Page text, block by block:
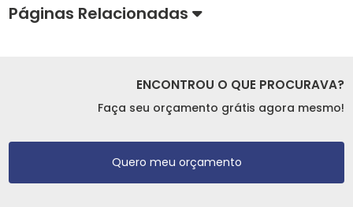
Páginas Relacionadas
ENCONTROU O QUE PROCURAVA?
Faça seu orçamento grátis agora mesmo!
Quero meu orçamento